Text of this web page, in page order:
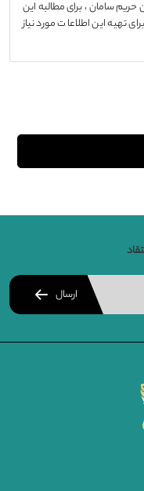
سامان ، برای مطالبه این
تهیه این اطلاعات مورد نیاز
ارسال